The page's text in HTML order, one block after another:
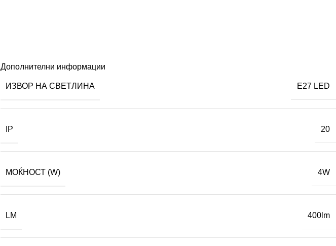
Дополнителни информации
ИЗВОР НА СВЕТЛИНА E27 LED
IP 20
МОЌНОСТ (W) 4W
LM 400lm